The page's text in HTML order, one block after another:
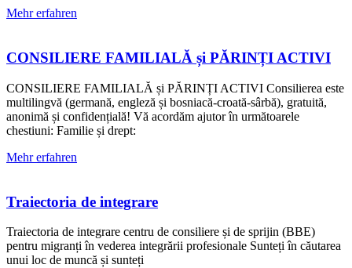
Mehr erfahren
CONSILIERE FAMILIALĂ și PĂRINȚI ACTIVI
CONSILIERE FAMILIALĂ și PĂRINȚI ACTIVI Consilierea este
multilingvă (germană, engleză și bosniacă-croată-sârbă), gratuită,
anonimă și confidențială! Vă acordăm ajutor în următoarele
chestiuni: Familie și drept:
Mehr erfahren
Traiectoria de integrare
Traiectoria de integrare centru de consiliere și de sprijin (BBE)
pentru migranți în vederea integrării profesionale Sunteți în căutarea
unui loc de muncă și sunteți